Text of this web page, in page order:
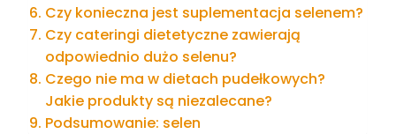
Czy konieczna jest suplementacja selenem?
Czy cateringi dietetyczne zawierają
odpowiednio dużo selenu?
Czego nie ma w dietach pudełkowych?
Jakie produkty są niezalecane?
Podsumowanie: selen